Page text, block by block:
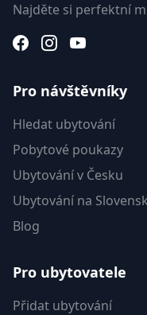
Najděte si perfektní
Pro návštěvníky
Hledat ubytování
Pobytové poukazy
Ubytování v Česku
Ubytování na
Blog
Pro ubytovatele
Přidat ubytování